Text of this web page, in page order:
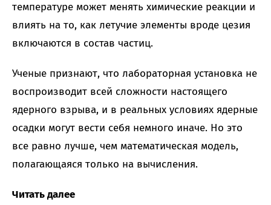
температуре может менять химические реакции и
влиять на то, как летучие элементы вроде цезия
включаются в состав частиц.
Ученые признают, что лабораторная установка не
воспроизводит всей сложности настоящего
ядерного взрыва, и в реальных условиях ядерные
осадки могут вести себя немного иначе. Но это
все равно лучше, чем математическая модель,
полагающаяся только на вычисления.
Читать далее